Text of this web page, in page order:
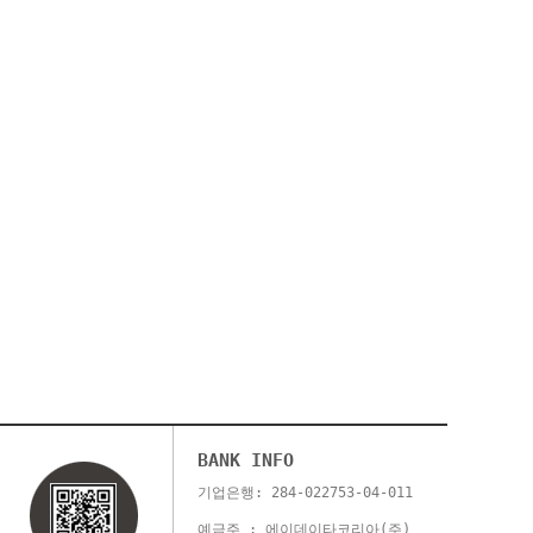
BANK INFO
기업은행: 284-022753-04-011
예금주 : 에이데이타코리아(주)